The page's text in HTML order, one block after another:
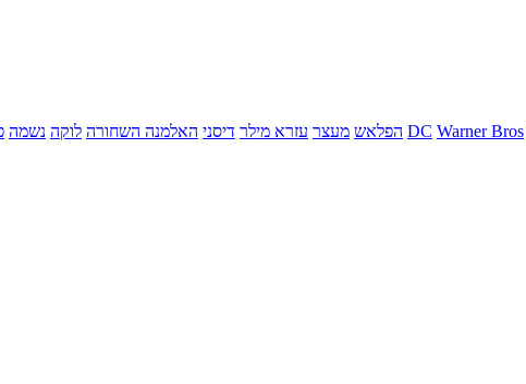
DC Warner Bros הפלאש מעצר עזרא מילר דיסני האלמנה השחורה לוקה נשמה